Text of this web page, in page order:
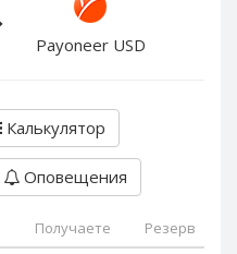
Payoneer USD
Калькулятор
Оповещения
Получаете Резерв
PayPal DKK
PayPal HKD
PayPal NZD
PayPal NOK
PayPal PLN
PayPal SEK